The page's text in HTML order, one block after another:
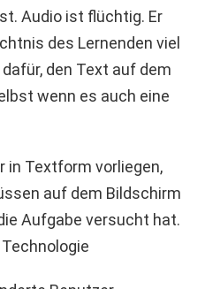
Audio ist flüchtig. Er
des Lernenden viel
den Text auf dem
wenn es auch eine
in Textform vorliegen,
auf dem Bildschirm
Aufgabe versucht hat.